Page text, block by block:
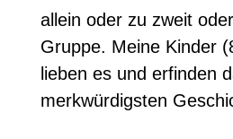
allein oder zu zweit
Gruppe. Meine Kinder
lieben es und erfinden
merkwürdigsten